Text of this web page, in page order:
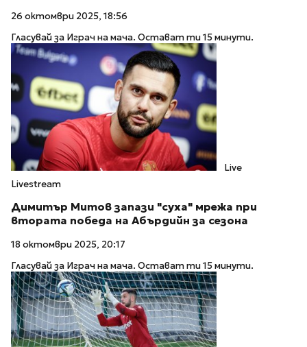
26 октомври 2025, 18:56
Гласувай за Играч на мача. Остават ти 15 минути.
Live
Livestream
Димитър Митов запази "суха" мрежа при
втората победа на Абърдийн за сезона
18 октомври 2025, 20:17
Гласувай за Играч на мача. Остават ти 15 минути.